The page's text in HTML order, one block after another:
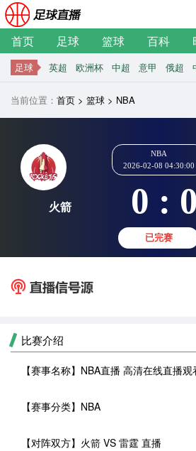
首页 足球 篮球 百科
足球 英超 欧洲杯 中超 意甲 俄超
当前位置： 首页 > 篮球 > NBA
2026-02-
0
比赛介绍
【赛事名称】 NBA直播 高清在线直播
【赛事分类】 NBA
【对阵双方】 火箭 VS 雷霆 直播